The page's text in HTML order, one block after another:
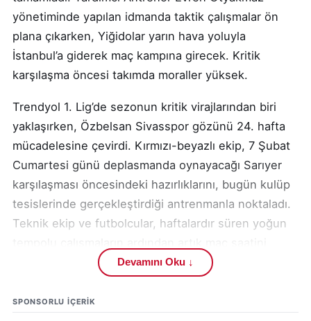
yönetiminde yapılan idmanda taktik çalışmalar ön
plana çıkarken, Yiğidolar yarın hava yoluyla
İstanbul’a giderek maç kampına girecek. Kritik
karşılaşma öncesi takımda moraller yüksek.
Trendyol 1. Lig’de sezonun kritik virajlarından biri
yaklaşırken, Özbelsan Sivasspor gözünü 24. hafta
mücadelesine çevirdi. Kırmızı-beyazlı ekip, 7 Şubat
Cumartesi günü deplasmanda oynayacağı Sarıyer
karşılaşması öncesindeki hazırlıklarını, bugün kulüp
tesislerinde gerçekleştirdiği antrenmanla noktaladı.
Teknik ekip ve futbolcular, haftalardır süren yoğun
beklemeye başladı.
Karşılaşmanın öneminin bilincinde olan Yiğidolar,
son idmanda hem fiziksel hem de zihinsel olarak
Devamını Oku ↓
SPONSORLU IÇERIK